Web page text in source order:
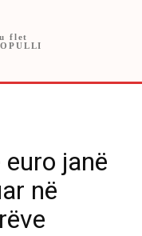
flet
janë
në